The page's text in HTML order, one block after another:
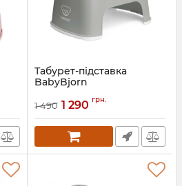
Табурет-підставка
BabyBjorn
1 490 1 290 грн.